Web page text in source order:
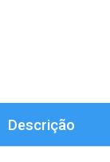
Descrição